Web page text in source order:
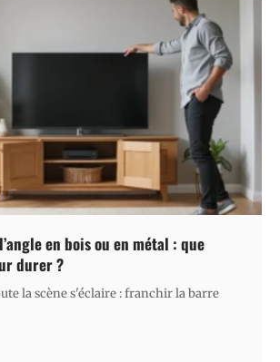
en bois ou en métal : que
durer ?
la scène s'éclaire : franchir la barre